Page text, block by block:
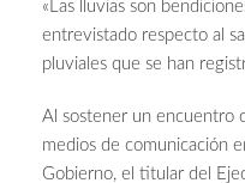
«Las lluvias son
entrevistado respecto al
pluviales que se han
Al sostener un encuentro
medios de comunicación
Gobierno, el titular del